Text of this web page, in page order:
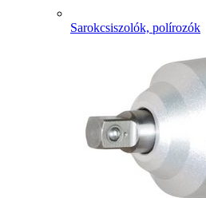
Sarokcsiszolók, polírozók